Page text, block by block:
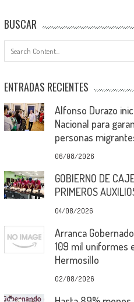
BUSCAR
ENTRADAS RECIENTES
Alfonso Durazo
Nacional para
personas
06/08/2026
GOBIERNO DE
PRIMEROS
04/08/2026
Arranca
109 mil uniformes
Hermosillo
02/08/2026